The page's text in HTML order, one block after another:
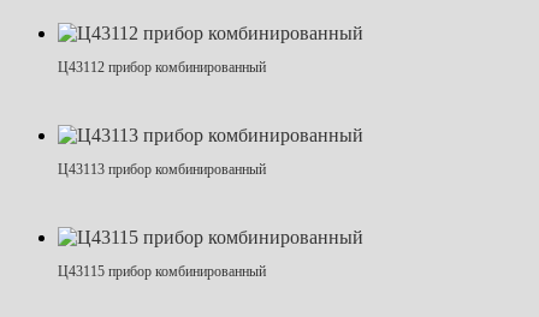
Ц43112 прибор комбинированный
Ц43113 прибор комбинированный
Ц43115 прибор комбинированный